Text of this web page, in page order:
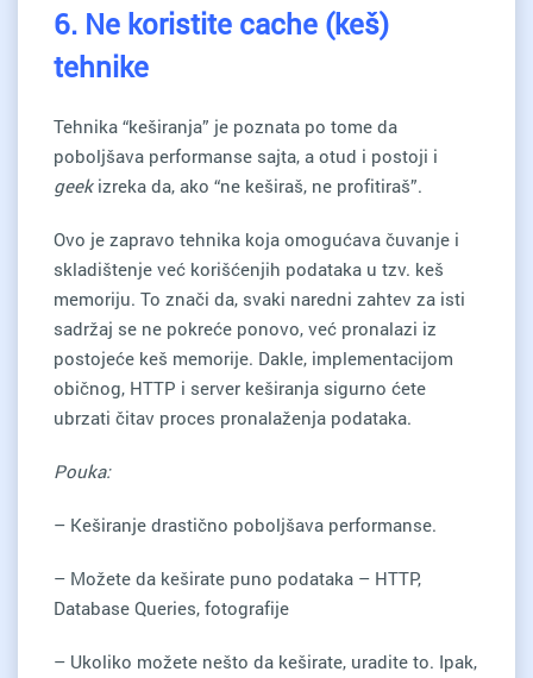
6. Ne koristite cache (keš)
tehnike
Tehnika “keširanja” je poznata po tome da
poboljšava performanse sajta, a otud i postoji i
geekizreka da, ako “ne keširaš, ne profitiraš”.
Ovo je zapravo tehnika koja omogućava čuvanje i
skladištenje već korišćenjih podataka u tzv. keš
memoriju. To znači da, svaki naredni zahtev za isti
sadržaj se ne pokreće ponovo, već pronalazi iz
postojeće keš memorije. Dakle, implementacijom
običnog, HTTP i server keširanja sigurno ćete
ubrzati čitav proces pronalaženja podataka.
Pouka:
– Keširanje drastično poboljšava performanse.
– Možete da keširate puno podataka – HTTP,
Database Queries, fotografije
– Ukoliko možete nešto da keširate, uradite to. Ipak,